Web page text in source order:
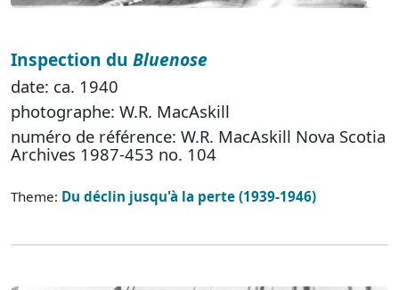
Inspection du Bluenose
date: ca. 1940
photographe: W.R. MacAskill
numéro de référence: W.R. MacAskill Nova Scotia
Archives 1987-453 no. 104
Theme: Du déclin jusqu'à la perte (1939-1946)